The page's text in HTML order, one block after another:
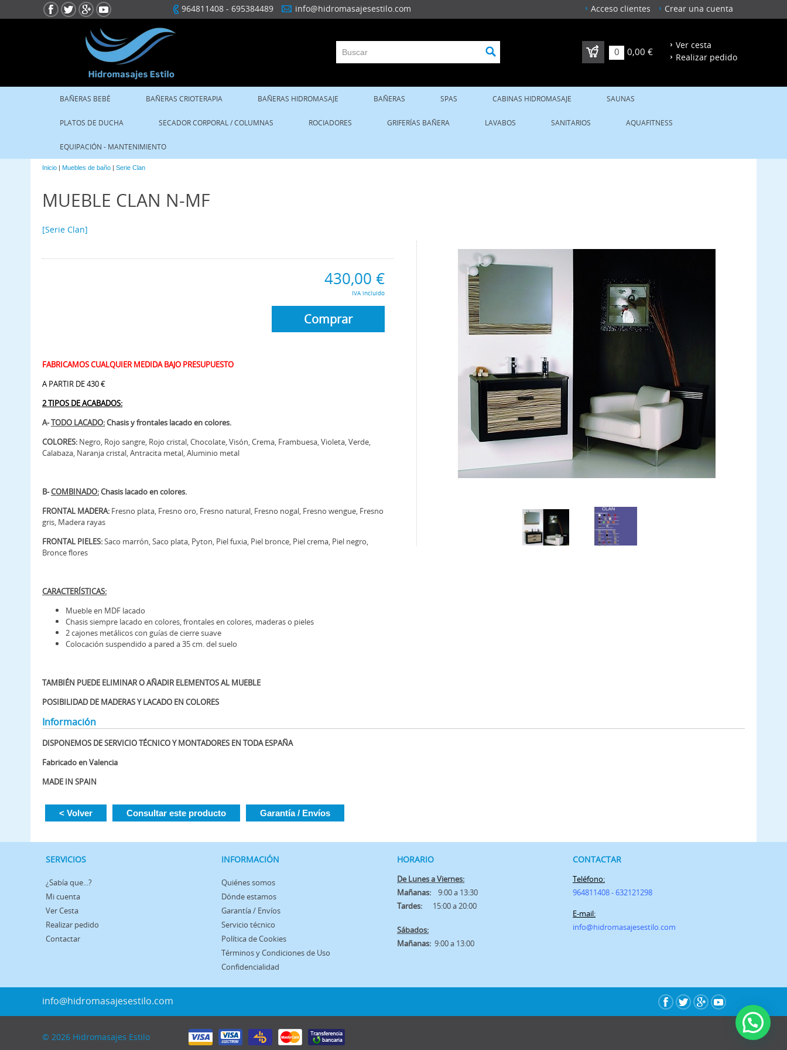
Acceso clientes Crear una cuenta
964811408 - 695384489 info@hidromasajesestilo.com
0 0,00 € Realizar pedido
Ver cesta
BAÑERAS BEBÉ BAÑERAS CRIOTERAPIA BAÑERAS HIDROMASAJE BAÑERAS SPAS CABINAS HIDROMASAJE SAUNAS
PLATOS DE DUCHA SECADOR CORPORAL / COLUMNAS ROCIADORES GRIFERÍAS BAÑERA LAVABOS SANITARIOS AQUAFITNESS
EQUIPACIÓN - MANTENIMIENTO
Inicio | Muebles de baño | Serie Clan
MUEBLE CLAN N-MF
[Serie Clan]
430,00 €
IVA incluido
Comprar
FABRICAMOS CUALQUIER MEDIDA BAJO PRESUPUESTO
A PARTIR DE 430 €
2 TIPOS DE ACABADOS:
A-TODO LACADO:Chasis y frontales lacado en colores.
COLORES: Negro, Rojo sangre, Rojo cristal, Chocolate, Visón, Crema, Frambuesa, Violeta, Verde,
Calabaza, Naranja cristal, Antracita metal, Aluminio metal
B-COMBINADO:Chasis lacado en colores.
FRONTAL MADERA: Fresno plata, Fresno oro, Fresno natural, Fresno nogal, Fresno wengue, Fresno
gris, Madera rayas
FRONTAL PIELES:Saco marrón, Saco plata, Pyton, Piel fuxia, Piel bronce, Piel crema, Piel negro,
Bronce flores
CARACTERÍSTICAS:
Mueble en MDF lacado
Chasis siempre lacado en colores, frontales en colores, maderas o pieles
2 cajones metálicos con guías de cierre suave
Colocación suspendido a pared a 35 cm. del suelo
TAMBIÉN PUEDE ELIMINAR O AÑADIR ELEMENTOS AL MUEBLE
POSIBILIDAD DE MADERAS Y LACADO EN COLORES
Información
DISPONEMOS DE SERVICIO TÉCNICO Y MONTADORES EN TODA ESPAÑA
Fabricado en Valencia
MADE IN SPAIN
< Volver Consultar este producto Garantía / Envíos
SERVICIOS
¿Sabía que...?
Mi cuenta
Ver Cesta
Realizar pedido
Contactar
INFORMACIÓN
Quiénes somos
Dónde estamos
Garantía / Envíos
Servicio técnico
Política de Cookies
Términos y Condiciones de Uso
Confidencialidad
HORARIO
De Lunes a Viernes:
Mañanas:
9:00 a 13:30
Tardes: 15:00 a 20:00
Sábados:
Mañanas: 9:00 a 13:00
CONTACTAR
Teléfono:
964811408 - 632121298
E-mail:
info@hidromasajesestilo.com
info@hidromasajesestilo.com
© 2026 Hidromasajes Estilo